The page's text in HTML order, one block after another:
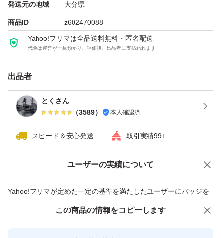
発送元の地域 大分県
商品ID z602470088
Yahoo!フリマは全品送料無料・匿名配送
代金は運営が一旦預かり、評価後、出品者に支払われます
出品者
とくさん
（3589） 本人確認済
スピード＆安心発送 取引実績99+
ユーザーの実績について
Yahoo!フリマが定めた一定の基準を満たしたユーザーにバッジを
付与しています
価格の相談 商品への質問
この商品の情報をコピーします
この商品をみている人にオススメ